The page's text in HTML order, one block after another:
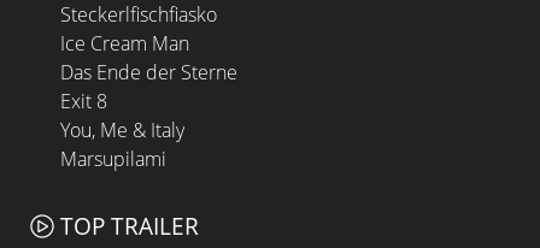
Steckerlfischfiasko
Ice Cream Man
Das Ende der Sterne
Exit 8
You, Me & Italy
Marsupilami
TOP TRAILER